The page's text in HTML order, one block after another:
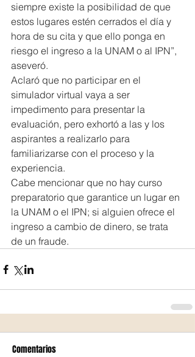
siempre existe la posibilidad de que
estos lugares estén cerrados el día y
hora de su cita y que ello ponga en
riesgo el ingreso a la UNAM o al IPN”,
aseveró.
Aclaró que no participar en el
simulador virtual vaya a ser
impedimento para presentar la
evaluación, pero exhortó a las y los
aspirantes a realizarlo para
familiarizarse con el proceso y la
experiencia.
Cabe mencionar que no hay curso
preparatorio que garantice un lugar en
la UNAM o el IPN; si alguien ofrece el
ingreso a cambio de dinero, se trata
de un fraude.
Comentarios